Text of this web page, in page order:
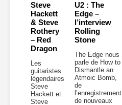
Steve
Hackett
& Steve
Rothery
– Red
Dragon
Les
guitaristes
légendaires
Steve
Hackett et
Steve
U2 : The
Edge –
l’interview
Rolling
Stone
The Edge nous
parle de How to
Dismantle an
Atmoic Bomb,
de
l’enregistrement
de nouveaux